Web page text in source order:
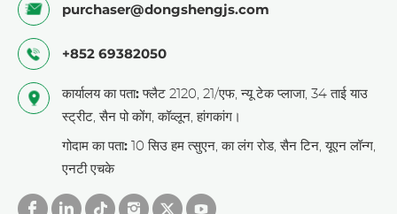
purchaser@dongshengjs.com
+852 69382050
कार्यालय का पता: फ्लैट 2120, 21/एफ, न्यू टेक प्लाजा, 34 ताई याउ
स्ट्रीट, सैन पो कोंग, कॉव्लून, हांगकांग।
गोदाम का पता: 10 सिउ हम त्सुएन, का लंग रोड, सैन टिन, यूएन लॉन्ग,
एनटी एचके